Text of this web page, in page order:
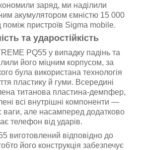
заряд, ми наділили
акумулятором ємністю 15 000
пристроїв Sigma mobile.
та ударостійкість
PQ55 у випадку падінь та
його міцним корпусом, за
була використана технологія
пластику й гуми. Всередині
титанова пластина-демпфер,
всі внутрішні компоненти —
ваги, але насамперед додатково
телефон від ударів.
виготовлений відповідно до
його конструкція забезпечує